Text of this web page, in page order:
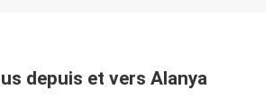
depuis et vers Alanya